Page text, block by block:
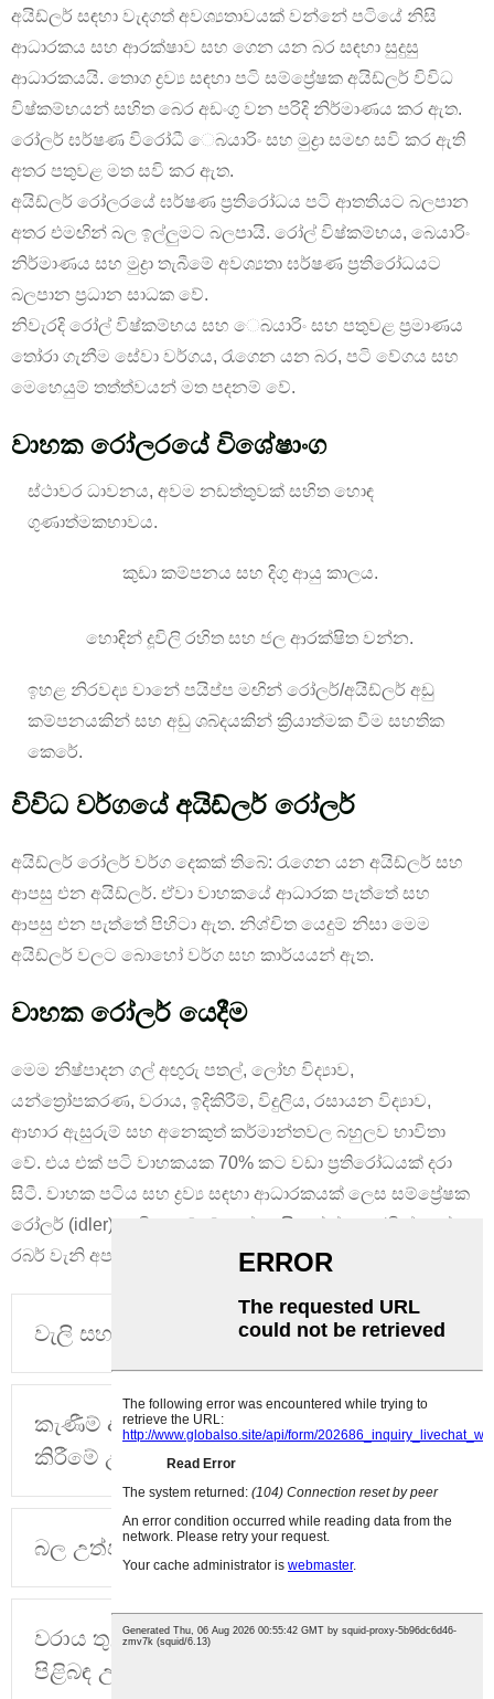
අයිඩ්ලර් සඳහා වැදගත් අවශ්‍යතාවයක් වන්නේ පටියේ නිසි
ආධාරකය සහ ආරක්ෂාව සහ ගෙන යන බර සඳහා සුදුසු
ආධාරකයයි. තොග ද්‍රව්‍ය සඳහා පටි සම්ප්‍රේෂක අයිඩ්ලර් විවිධ
විෂ්කම්භයන් සහිත බෙර අඩංගු වන පරිදි නිර්මාණය කර ඇත.
රෝලර් ඝර්ෂණ විරෝධී ෙබයාරිං සහ මුද්‍රා සමඟ සවි කර ඇති
අතර පතුවළ මත සවි කර ඇත.
අයිඩ්ලර් රෝලරයේ ඝර්ෂණ ප්‍රතිරෝධය පටි ආතතියට බලපාන
අතර එමඟින් බල ඉල්ලුමට බලපායි. රෝල් විෂ්කම්භය, බෙයාරිං
නිර්මාණය සහ මුද්‍රා තැබීමේ අවශ්‍යතා ඝර්ෂණ ප්‍රතිරෝධයට
බලපාන ප්‍රධාන සාධක වේ.
නිවැරදි රෝල් විෂ්කම්භය සහ ෙබයාරිං සහ පතුවළ ප්‍රමාණය
තෝරා ගැනීම සේවා වර්ගය, රැගෙන යන බර, පටි වේගය සහ
මෙහෙයුම් තත්ත්වයන් මත පදනම් වේ.
වාහක රෝලරයේ විශේෂාංග
ස්ථාවර ධාවනය, අවම නඩත්තුවක් සහිත හොඳ
ගුණාත්මකභාවය.
කුඩා කම්පනය සහ දිගු ආයු කාලය.
හොඳින් දූවිලි රහිත සහ ජල ආරක්ෂිත වන්න.
ඉහළ නිරවද්‍ය වානේ පයිප්ප මඟින් රෝලර්/අයිඩ්ලර් අඩු
කම්පනයකින් සහ අඩු ශබ්දයකින් ක්‍රියාත්මක වීම සහතික
කෙරේ.
විවිධ වර්ගයේ අයිඩ්ලර් රෝලර්
අයිඩ්ලර් රෝලර් වර්ග දෙකක් තිබේ: රැගෙන යන අයිඩ්ලර් සහ
ආපසු එන අයිඩ්ලර්. ඒවා වාහකයේ ආධාරක පැත්තේ සහ
ආපසු එන පැත්තේ පිහිටා ඇත. නිශ්චිත යෙදුම් නිසා මෙම
අයිඩ්ලර් වලට බොහෝ වර්ග සහ කාර්යයන් ඇත.
වාහක රෝලර් යෙදීම
මෙම නිෂ්පාදන ගල් අඟුරු පතල්, ලෝහ විද්‍යාව,
යන්ත්‍රෝපකරණ, වරාය, ඉදිකිරීම්, විදුලිය, රසායන විද්‍යාව,
ආහාර ඇසුරුම් සහ අනෙකුත් කර්මාන්තවල බහුලව භාවිතා
වේ. එය එක් පටි වාහකයක 70% කට වඩා ප්‍රතිරෝධයක් දරා
සිටී. වාහක පටිය සහ ද්‍රව්‍ය සඳහා ආධාරකයක් ලෙස සම්ප්‍රේෂක
රෝලර් (idler) භාවිතා වේ. වානේ, නයිලෝන්, සෙරමික් හෝ
රබර් වැනි අප සපයන බොහෝ වර්ගවල රෝලර් තිබේ.
වැලි සහ සමස්ථ වාහක උදාහරණය
කැණීම් අමුද්‍රව්‍ය පැටවීම සහ ප්‍රවාහනය
කිරීමේ උදාහරණය
බල උත්පාදන සම්ප්‍රේෂක උදාහරණය
වරාය තුළ තොග ගල් අඟුරු ප්‍රවාහනය
පිළිබඳ උදාහරණය